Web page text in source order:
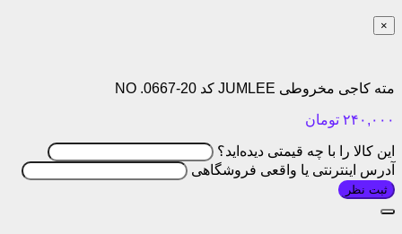
×
مته کاجی مخروطی JUMLEE کد NO .0667-20
۲۴۰,۰۰۰ تومان
این کالا را با چه قیمتی دیده‌اید؟
آدرس اینترنتی یا واقعی فروشگاهی
ثبت نظر